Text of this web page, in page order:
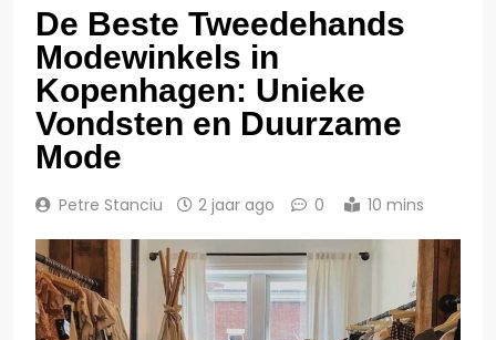
De Beste Tweedehands
Modewinkels in
Kopenhagen: Unieke
Vondsten en Duurzame
Mode
Petre Stanciu 2 jaar ago 0 10 mins